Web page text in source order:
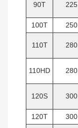
90T 225
100T 250
110T 280
110HD 280
120S 300
120T 300